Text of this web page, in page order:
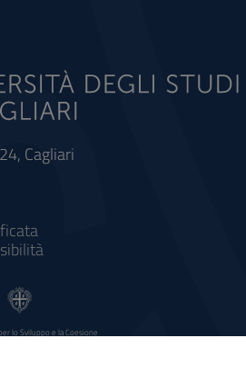
Cagliari
lo Sviluppo e la Coesione